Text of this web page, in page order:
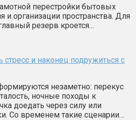
перестройки бытовых
организации пространства. Для
резерв кроется…
стресс и наконец подружиться с
незаметно: перекус
ночные походы к
доедать через силу или
Со временем такие сценарии…